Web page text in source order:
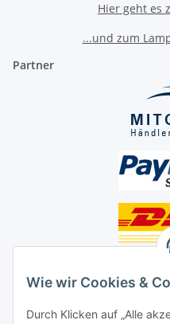
Wie wir Cookies &
Durch Klicken auf „Alle
Hier geht es
...und zum
Partner
Social Media